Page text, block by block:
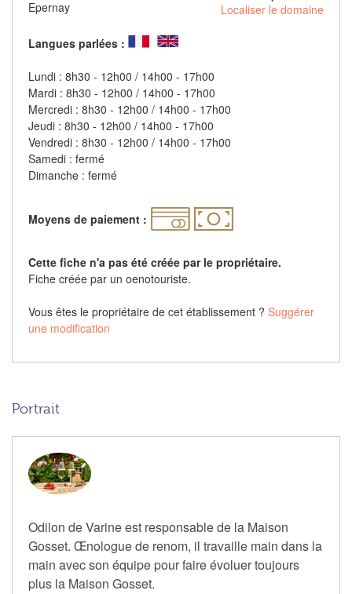
Epernay Localiser le domaine
Langues parlées :
Lundi : 8h30 - 12h00 / 14h00 - 17h00
Mardi : 8h30 - 12h00 / 14h00 - 17h00
Mercredi : 8h30 - 12h00 / 14h00 - 17h00
Jeudi : 8h30 - 12h00 / 14h00 - 17h00
Vendredi : 8h30 - 12h00 / 14h00 - 17h00
Samedi : fermé
Dimanche : fermé
Moyens de paiement :
Cette fiche n'a pas été créée par le propriétaire.
Fiche créée par un oenotouriste.
Vous êtes le propriétaire de cet établissement ? Suggérer
une modification
Portrait
Odilon de Varine est responsable de la Maison
Gosset. Œnologue de renom, il travaille main dans la
main avec son équipe pour faire évoluer toujours
plus la Maison Gosset.